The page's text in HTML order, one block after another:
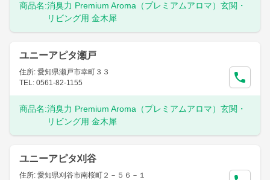
商品名:消臭力 Premium Aroma（プレミアムアロマ）玄関・
リビング用 金木犀
ユニーアピタ瀬戸
住所: 愛知県瀬戸市幸町３３
TEL: 0561-82-1155
商品名:消臭力 Premium Aroma（プレミアムアロマ）玄関・
リビング用 金木犀
ユニーアピタ刈谷
住所: 愛知県刈谷市南桜町２－５６－１